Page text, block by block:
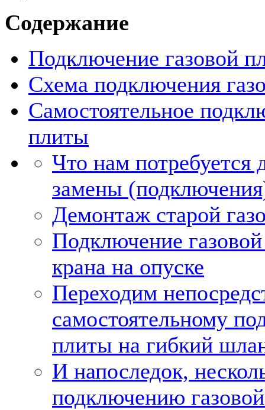
Содержание
Подключение газовой
Схема подключения
Самостоятельное
плиты
Что нам потребуется
замены
Демонтаж старой
Подключение
крана на опуске
Переходим
самостоятельному
плиты на гибкий
И напоследок,
подключению